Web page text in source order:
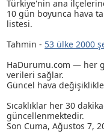
Türkiye'nin ana
10 gün boyunca hava
listesi.
Tahmin - 53 ülke 2000
HaDurumu.com — her
verileri sağlar.
Güncel hava
Sıcaklıklar her 30
güncellenmektedir.
Son Cuma, Ağustos 7,